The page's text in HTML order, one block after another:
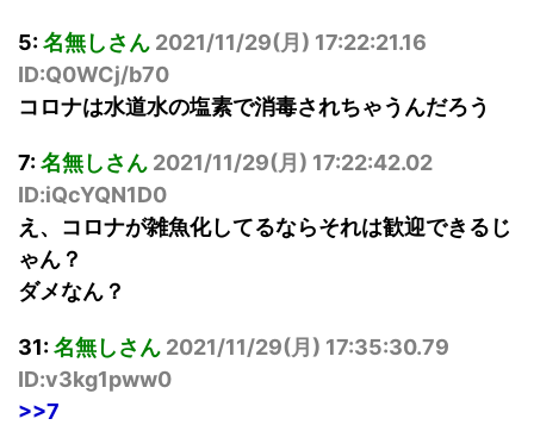
5:名無しさん 2021/11/29(月) 17:22:21.16
ID:Q0WCj/b70
コロナは水道水の塩素で消毒されちゃうんだろう
7:名無しさん 2021/11/29(月) 17:22:42.02
ID:iQcYQN1D0
え、コロナが雑魚化してるならそれは歓迎できるじ
ゃん？
ダメなん？
31:名無しさん 2021/11/29(月) 17:35:30.79
ID:v3kg1pww0
>>7